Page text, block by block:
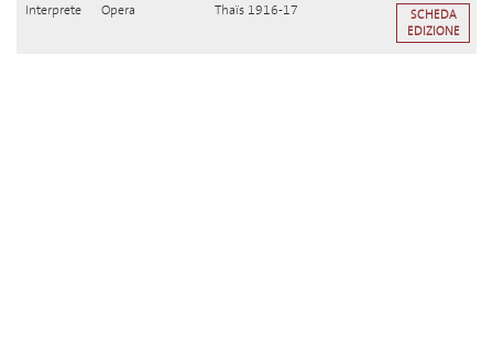
Interprete Opera Thaïs 1916-17
SCHEDA
EDIZIONE